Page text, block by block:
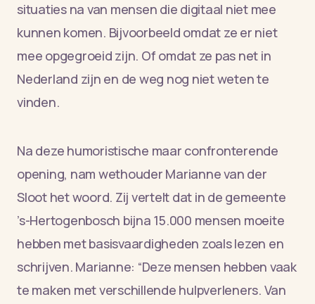
situaties na van mensen die digitaal niet mee
kunnen komen. Bijvoorbeeld omdat ze er niet
mee opgegroeid zijn. Of omdat ze pas net in
Nederland zijn en de weg nog niet weten te
vinden.
Na deze humoristische maar confronterende
opening, nam wethouder Marianne van der
Sloot het woord. Zij vertelt dat in de gemeente
’s-Hertogenbosch bijna 15.000 mensen moeite
hebben met basisvaardigheden zoals lezen en
schrijven. Marianne: “Deze mensen hebben vaak
te maken met verschillende hulpverleners. Van